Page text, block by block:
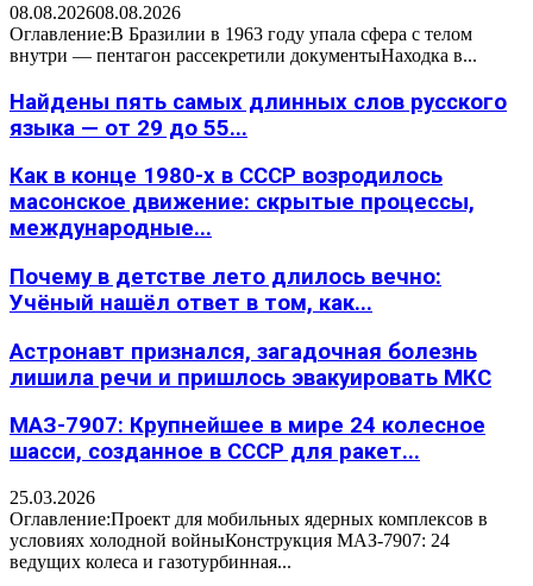
08.08.202608.08.2026
Оглавление:В Бразилии в 1963 году упала сфера с телом
внутри — пентагон рассекретили документыНаходка в...
Найдены пять самых длинных слов русского
языка — от 29 до 55...
Как в конце 1980-х в СССР возродилось
масонское движение: скрытые процессы,
международные...
Почему в детстве лето длилось вечно:
Учёный нашёл ответ в том, как...
Астронавт признался, загадочная болезнь
лишила речи и пришлось эвакуировать МКС
МАЗ-7907: Крупнейшее в мире 24 колесное
шасси, созданное в СССР для ракет...
25.03.2026
Оглавление:Проект для мобильных ядерных комплексов в
условиях холодной войныКонструкция МАЗ-7907: 24
ведущих колеса и газотурбинная...